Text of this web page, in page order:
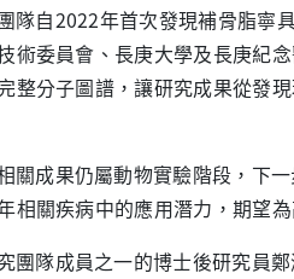
隊自2022年首次發現補骨脂寧
術委員會、長庚大學及長庚紀
整分子圖譜，讓研究成果從發
關成果仍屬動物實驗階段，下
相關疾病中的應用潛力，期望
團隊成員之一的博士後研究員